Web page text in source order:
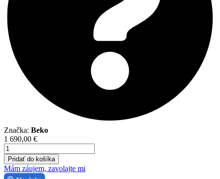
Značka: Beko
1 690,00 €
množstvo
Beko
EVOLUTIO
5,3kW
Pridať do košíka
Mám záujem, zavolajte mi